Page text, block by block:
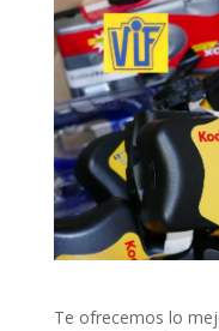
Te ofrecemos lo